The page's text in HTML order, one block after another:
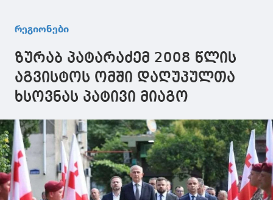
მიმართული
საინფორმაციო
ფარგლებში
ქუთაისის საჯარო
სკოლებში
საინფორმაციო
გაიმართა
საინფორმაციო
შეხვედრები
გაიმართა
რეგიონები
ზურაბ პატარაძემ 2008 წლის
აგვისტოს ომში დაღუპულთა
ხსოვნას პატივი მიაგო